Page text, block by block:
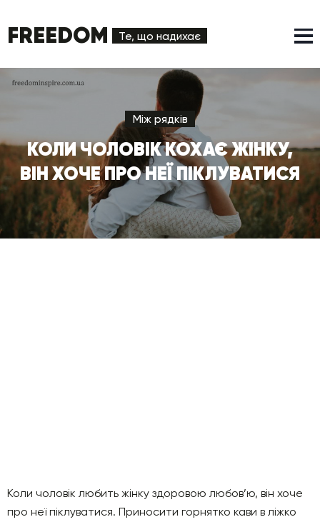
FREEDOM Те, що надихає
Між рядків
КОЛИ ЧОЛОВІК КОХАЄ ЖІНКУ,
ВІН ХОЧЕ ПРО НЕЇ ПІКЛУВАТИСЯ
Коли чоловік любить жінку здоровою любов’ю, він хоче
про неї піклуватися. Приносити горнятко кави в ліжко